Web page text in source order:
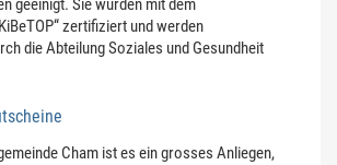
geeinigt. Sie wurden mit dem
zertifiziert und werden
die Abteilung Soziales und Gesundheit
Cham ist es ein grosses Anliegen,